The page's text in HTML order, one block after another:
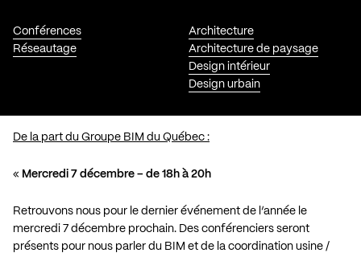
Conférences
Réseautage
Architecture
Architecture de paysage
Design intérieur
Design urbain
De la part du Groupe BIM du Québec :
« Mercredi 7 décembre – de 18h à 20h
Retrouvons nous pour le dernier événement de l’année le
mercredi 7 décembre prochain. Des conférenciers seront
présents pour nous parler du BIM et de la coordination usine /